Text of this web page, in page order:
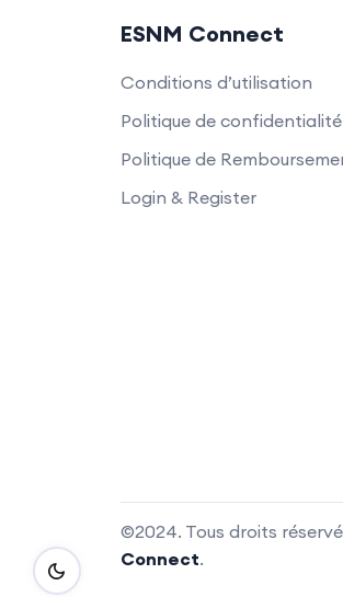
ESNM Connect
Conditions d’utilisation
Politique de confidentialité
Politique de
Login & Register
©2024. Tous droits
Connect.